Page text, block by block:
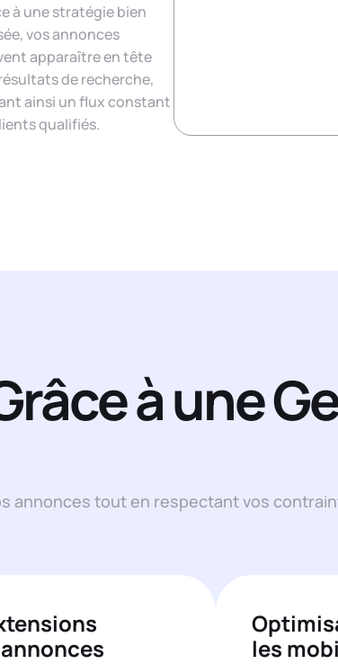
à une stratégie bien
vos annonces
apparaître en tête
de recherche,
ainsi un flux constant
qualifiés.
à une
annonces tout en respectant vos
les